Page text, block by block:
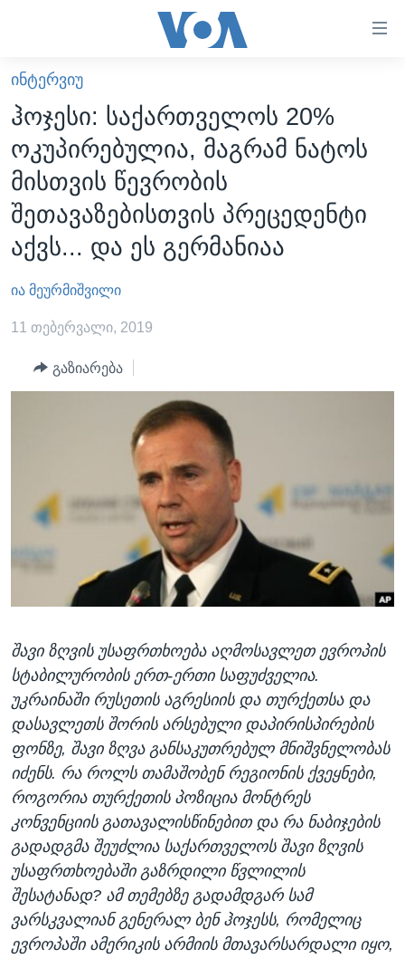
ხელმისაწვდომობისთვის
გადადით
მთავარზე
გადადით
მთავარ
ნავიგაციაზე
გადადით
ძიებაზე
ᲐᲮᲐᲚᲘ ᲐᲛᲑᲔᲑᲘ
ᲡᲐᲥᲐᲠᲗᲕᲔᲚᲝ
ᲐᲨᲨ
ᲐᲨᲨ-ᲘᲡ ᲐᲠᲩᲔᲕᲜᲔᲑᲘ 2024
ᲛᲡᲝᲤᲚᲘᲝ
ᲕᲘᲓᲔᲝᲔᲑᲘ
ᲒᲐᲓᲐᲪᲔᲛᲔᲑᲘ
ᲕᲐᲨᲘᲜᲒᲢᲝᲜᲘ ᲓᲦᲔᲡ
ᲮᲔᲓᲕᲐ ᲕᲐᲨᲘᲜᲒᲢᲝᲜᲘᲓᲐᲜ
ᲡᲢᲣᲓᲘᲐ ᲕᲐᲨᲘᲜᲒᲢᲝᲜᲘ
ᲡᲮᲕᲐ ᲡᲘᲐᲮᲚᲔᲔᲑᲘ
ᲞᲝᲚᲘᲢᲘᲙᲐ
ᲘᲜᲢᲔᲠᲕᲘᲣ
ᲙᲣᲚᲢᲣᲠᲐ
ᲒᲐᲚᲘᲚᲔᲝ
ᲠᲣᲡᲔᲗᲘᲡ ᲨᲔᲭᲠᲐ ᲣᲙᲠᲐᲘᲜᲐᲨᲘ
Learning English
ენები
ᲘᲜᲢᲔᲠᲕᲘᲣ
ჰოჯესი: საქართველოს 20%
ოკუპირებულია, მაგრამ ნატოს
მისთვის წევრობის
შეთავაზებისთვის პრეცედენტი
აქვს... და ეს გერმანიაა
ია მეურმიშვილი
11 თებერვალი, 2019
გაზიარება
შავი ზღვის უსაფრთხოება აღმოსავლეთ ევროპის
სტაბილურობის ერთ-ერთი საფუძველია.
უკრაინაში რუსეთის აგრესიის და თურქეთსა და
დასავლეთს შორის არსებული დაპირისპირების
ფონზე, შავი ზღვა განსაკუთრებულ მნიშვნელობას
იძენს. რა როლს თამაშობენ რეგიონის ქვეყნები,
როგორია თურქეთის პოზიცია მონტრეს
კონვენციის გათავალისწინებით და რა ნაბიჯების
გადადგმა შეუძლია საქართველოს შავი ზღვის
უსაფრთხოებაში გაზრდილი წვლილის
შესატანად? ამ თემებზე გადამდგარ სამ
ვარსკვალიან გენერალ ბენ ჰოჯესს, რომელიც
ევროპაში ამერიკის არმიის მთავარსარდალი იყო,